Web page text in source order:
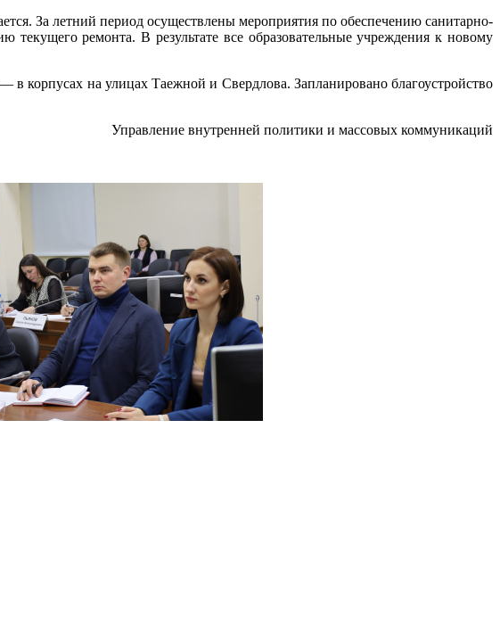
За летний период осуществлены мероприятия по обеспечению санитарно-
ремонта. В результате все образовательные учреждения к новому
на улицах Таежной и Свердлова. Запланировано благоустройство
Управление внутренней политики и массовых коммуникаций